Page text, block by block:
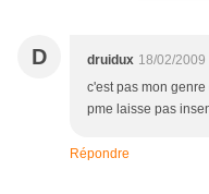
D druidux 18/02/2009
c'est pas mon
pme laisse pas
Répondre